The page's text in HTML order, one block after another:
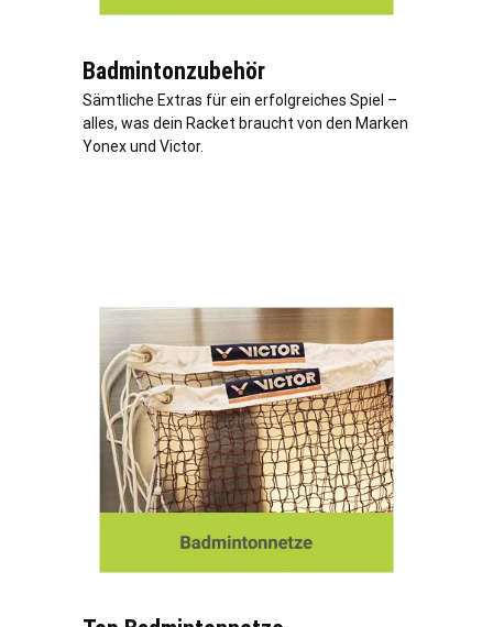
Badmintonzubehör
Sämtliche Extras für ein erfolgreiches Spiel –
alles, was dein Racket braucht von den Marken
Yonex und Victor.